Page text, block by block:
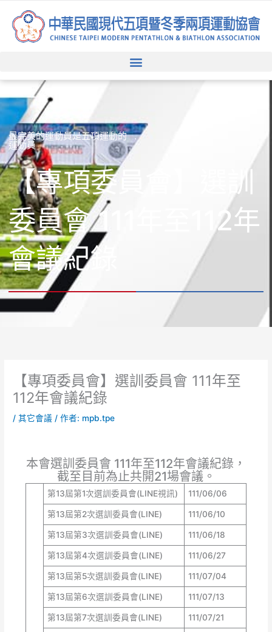
最完美的運動員是五項運動的
運動員
【專項委員會】選訓
委員會 111年至112年
會議紀錄
【專項委員會】選訓委員會 111年至
112年會議紀錄
/其它會議 / 作者: mpb.tpe
本會選訓委員會 111年至112年會議紀錄，
截至目前為止共開21場會議。
第13屆第1次選訓委員會(LINE視訊) 111/06/06
第13屆第2次選訓委員會(LINE) 111/06/10
第13屆第3次選訓委員會(LINE) 111/06/18
第13屆第4次選訓委員會(LINE) 111/06/27
第13屆第5次選訓委員會(LINE) 111/07/04
第13屆第6次選訓委員會(LINE) 111/07/13
第13屆第7次選訓委員會(LINE) 111/07/21